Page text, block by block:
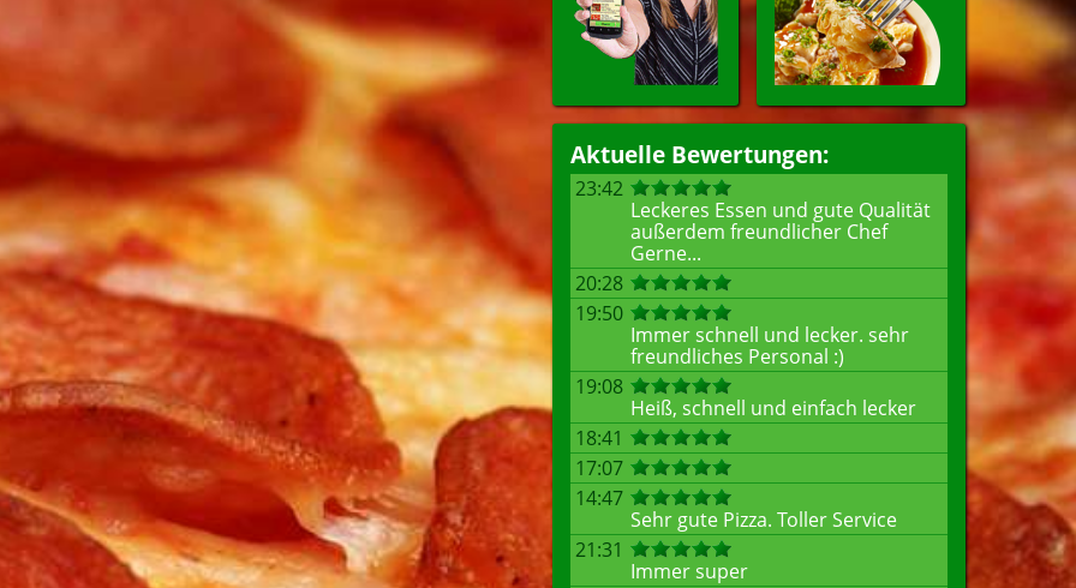
Aktuelle Bewertungen:
23:42
Leckeres Essen und gute Qualität
außerdem freundlicher Chef
Gerne...
20:28
19:50
Immer schnell und lecker. sehr
freundliches Personal :)
19:08
Heiß, schnell und einfach lecker
18:41
17:07
14:47
Sehr gute Pizza. Toller Service
21:31
Immer super